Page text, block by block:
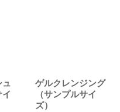
イ
ゲルクレンジング
（サンプルサイ
ズ）